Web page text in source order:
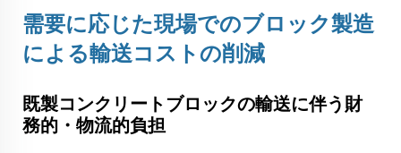
需要に応じた現場でのブロック製造
による輸送コストの削減
既製コンクリートブロックの輸送に伴う財
務的・物流的負担